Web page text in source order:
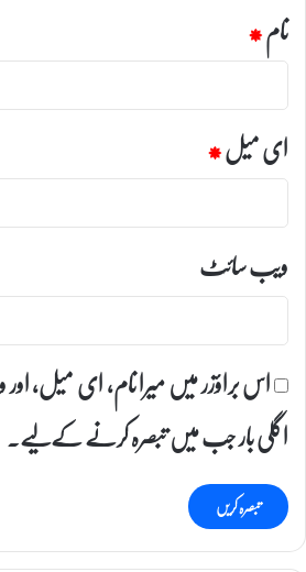
نام*
ای میل*
ویب‌ سائٹ
اس براؤزر میں میرا نام، ای میل،
اگلی بار جب میں تبصرہ کرنے کےلیے۔